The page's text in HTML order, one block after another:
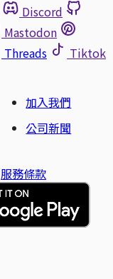
Discord
Mastodon
Threads
Tiktok
加入我們
公司新聞
服務條款